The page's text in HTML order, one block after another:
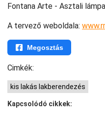
Fontana Arte - Asztali lámpa
A tervező weboldala:
Megosztás
Cimkék:
kis lakás lakberendezés
Kapcsolódó cikkek: